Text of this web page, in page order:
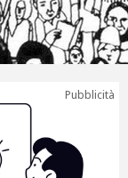
Pubblicità